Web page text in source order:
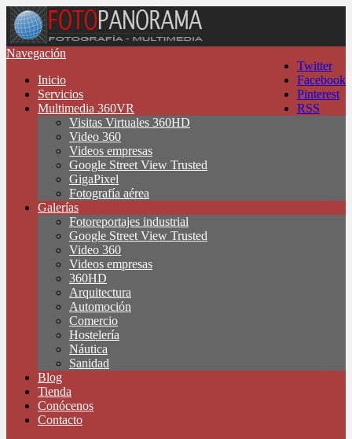
Twitter
Facebook
Pinterest
RSS
Navegación
Inicio
Servicios
Multimedia 360VR
Visitas Virtuales 360HD
Video 360
Videos empresas
Google Street View Trusted
GigaPixel
Fotografía aérea
Galerías
Fotoreportajes industrial
Google Street View Trusted
Video 360
Videos empresas
360HD
Arquitectura
Automoción
Comercio
Hostelería
Náutica
Sanidad
Blog
Tienda
Conócenos
Contacto